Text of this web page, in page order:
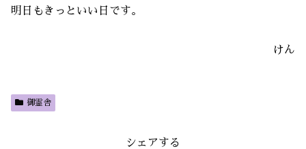
明日もきっといい日です。
けん
御霊舎
シェアする